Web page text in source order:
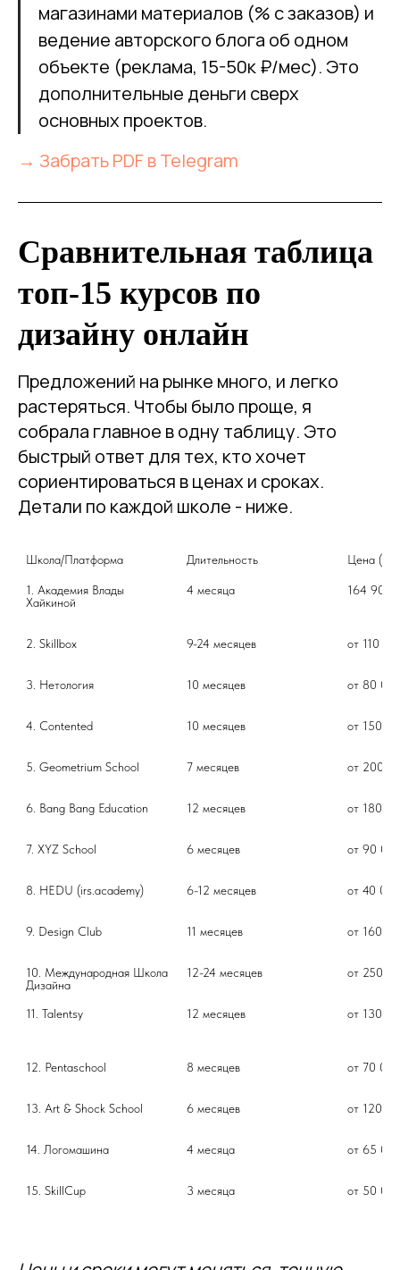
магазинами материалов (% с заказов) и
ведение авторского блога об одном
объекте (реклама, 15-50к ₽/мес). Это
дополнительные деньги сверх
основных проектов.
→ Забрать PDF в Telegram
Сравнительная таблица
топ-15 курсов по
дизайну онлайн
Предложений на рынке много, и легко
растеряться. Чтобы было проще, я
собрала главное в одну таблицу. Это
быстрый ответ для тех, кто хочет
сориентироваться в ценах и сроках.
Детали по каждой школе - ниже.
Школа/Платформа Длительность Цена
1. Академия Влады
Хайкиной
4 месяца 164 900
2. Skillbox 9-24 месяцев от 110
3. Нетология 10 месяцев от 80
4. Contented 10 месяцев от 150
5. Geometrium School 7 месяцев от 200
6. Bang Bang Education 12 месяцев от 180
7. XYZ School 6 месяцев от 90
8. HEDU (irs.academy) 6-12 месяцев от 40
9. Design Club 11 месяцев от 160
10. Международная Школа
Дизайна
12-24 месяцев от 250
11. Talentsy 12 месяцев от 130
12. Pentaschool 8 месяцев от 70
13. Art & Shock School 6 месяцев от 120
14. Логомашина 4 месяца от 65
15. SkillCup 3 месяца от 50